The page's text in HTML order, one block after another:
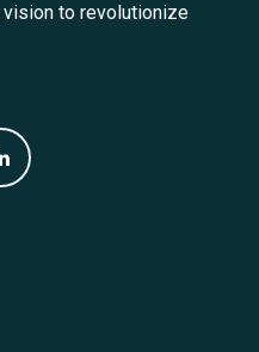
vision to revolutionize